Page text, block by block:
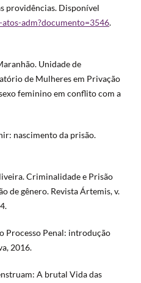
providências. Disponível
adm?documento=3546.
Unidade de
de Mulheres em Privação
feminino em conflito com a
nascimento da prisão.
Criminalidade e Prisão
de gênero. Revista Ártemis, v.
Processo Penal: introdução
2016.
A brutal Vida das